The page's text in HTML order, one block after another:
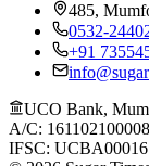
485,
0532-
+91
UCO Bank,
A/C:
IFSC: